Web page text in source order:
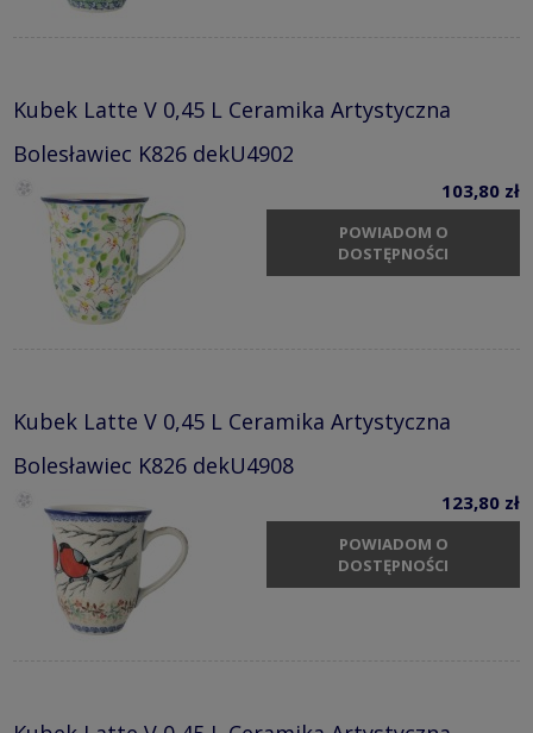
Kubek Latte V 0,45 L Ceramika Artystyczna
Bolesławiec K826 dekU4902
103,80 zł
POWIADOM O
DOSTĘPNOŚCI
Kubek Latte V 0,45 L Ceramika Artystyczna
Bolesławiec K826 dekU4908
123,80 zł
POWIADOM O
DOSTĘPNOŚCI